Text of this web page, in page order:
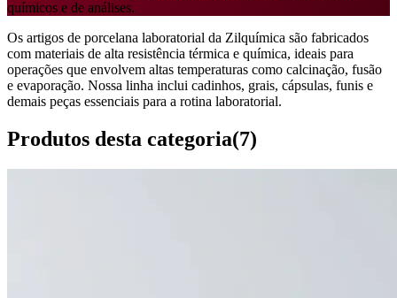
químicos e de análises.
Os artigos de porcelana laboratorial da Zilquímica são fabricados
com materiais de alta resistência térmica e química, ideais para
operações que envolvem altas temperaturas como calcinação, fusão
e evaporação. Nossa linha inclui cadinhos, grais, cápsulas, funis e
demais peças essenciais para a rotina laboratorial.
Produtos desta categoria(7)